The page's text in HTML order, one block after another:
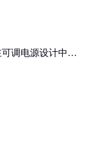
调电源设计中的